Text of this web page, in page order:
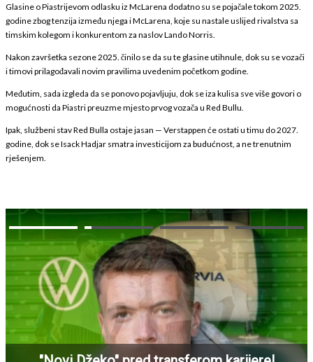
Glasine o Piastrijevom odlasku iz McLarena dodatno su se pojačale tokom 2025.
godine zbog tenzija između njega i McLarena, koje su nastale uslijed rivalstva sa
timskim kolegom i konkurentom za naslov Lando Norris.
Nakon završetka sezone 2025. činilo se da su te glasine utihnule, dok su se vozači
i timovi prilagođavali novim pravilima uvedenim početkom godine.
Međutim, sada izgleda da se ponovo pojavljuju, dok se iza kulisa sve više govori o
mogućnosti da Piastri preuzme mjesto prvog vozača u Red Bullu.
Ipak, službeni stav Red Bulla ostaje jasan — Verstappen će ostati u timu do 2027.
godine, dok se Isack Hadjar smatra investicijom za budućnost, a ne trenutnim
rješenjem.